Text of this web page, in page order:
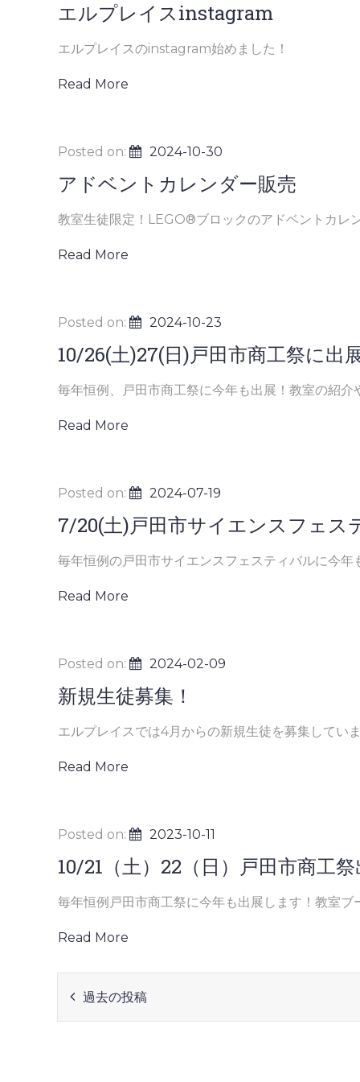
エルプレイスinstagram
エルプレイスのinstagram始めました！
Read More
Posted on: 2024-10-30
アドベントカレンダー販売
教室生徒限定！LEGO®ブロックのアドベントカレ
Read More
Posted on: 2024-10-23
10/26(土)27(日)戸田市商工祭に出
毎年恒例、戸田市商工祭に今年も出展！教室の紹介
Read More
Posted on: 2024-07-19
7/20(土)戸田市サイエンスフェス
毎年恒例の戸田市サイエンスフェスティバルに今年
Read More
Posted on: 2024-02-09
新規生徒募集！
エルプレイスでは4月からの新規生徒を募集してい
Read More
Posted on: 2023-10-11
10/21（土）22（日）戸田市商工祭
毎年恒例戸田市商工祭に今年も出展します！教室ブ
Read More
投
過去の投稿